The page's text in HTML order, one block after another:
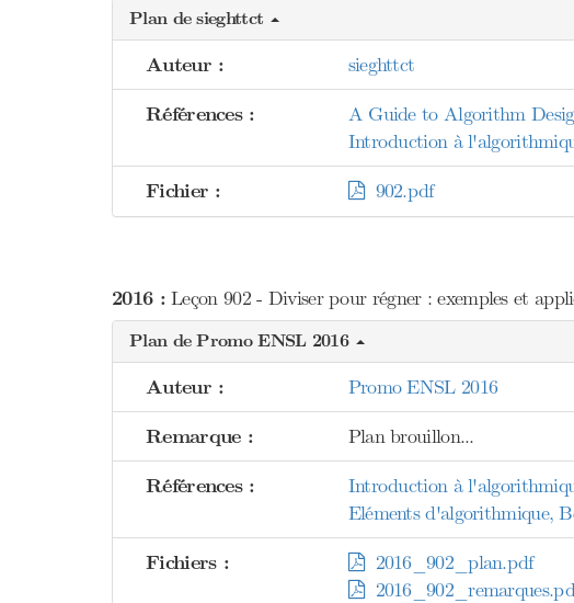
Plan de sieghttct
Auteur : sieghttct
Références :
A Guide to Algorithm
Introduction à
Fichier : 902.pdf
2016 :Leçon 902 - Diviser pour régner : exemples et
Plan de Promo ENSL 2016
Auteur : Promo ENSL 2016
Remarque : Plan brouillon...
Références :
Introduction à
Eléments d'algorithmique,
Fichiers :
2016_902_plan.pdf